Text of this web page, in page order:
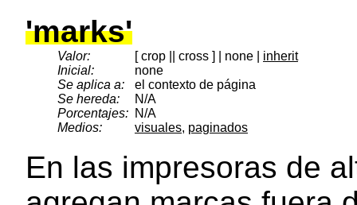
'marks'
Valor: [ crop || cross ] | none | inherit
Inicial:
none
Se aplica a:
el contexto de página
Se hereda:
N/A
Porcentajes: N/A
Medios:
visuales, paginados
En las impresoras de